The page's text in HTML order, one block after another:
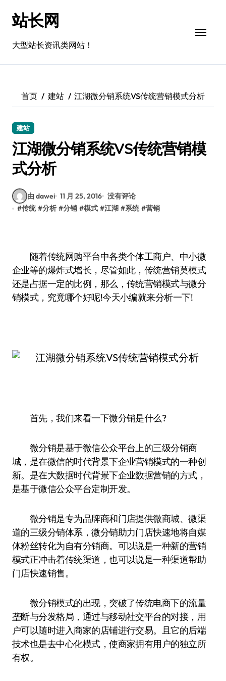
站长网
大型站长资讯类网站！
首页 建站 江湖微分销系统VS传统营销模式分析
建站
江湖微分销系统VS传统营销模
式分析
由 dawei 11 月 25, 2016 没有评论
#传统 #分析 #分销 #模式 #江湖 #系统 #营销
随着传统网购平台中各类个体工商户、中小微
企业等的爆炸式增长，尽管如此，传统营销莫模式
还是占据一定的比例，那么，传统营销模式与微分
销模式，究竟哪个好呢!今天小编就来分析一下!
首先，我们来看一下微分销是什么?
微分销是基于微信公众平台上的三级分销商
城，是在微信的时代背景下企业营销模式的一种创
新。是在大数据时代背景下企业数据营销的方式，
是基于微信公众平台定制开发。
微分销是专为品牌商和门店提供微商城、微渠
道的三级分销体系，微分销助力门店快速地将自媒
体粉丝转化为自有分销商。可以说是一种新的营销
模式正冲击着传统渠道，也可以说是一种渠道帮助
门店快速销售。
微分销模式的出现，突破了传统电商下的流量
垄断与分发格局，通过与移动社交平台的对接，用
户可以随时进入商家的店铺进行交易。且它的后端
技术也是去中心化模式，使商家拥有用户的独立所
有权。